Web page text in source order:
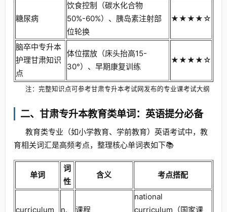
糖尿病
饮食控制（碳水化合物
50%-60%）、胰岛素注射部
位轮换
★★★★☆
脑卒中专升本
护理甘肃知识
点
体位摆放（床头抬高15-
30°）、早期康复训练
★★★★☆
注：完整知识点可参考甘肃专升本考试网发布的专业课考试大纲
二、甘肃专升本教育类单词：英语提分必备
教育类专业（如小学教育、学前教育）英语考试中，教
育相关词汇是高频考点，整理核心单词表如下📚
单词
词
性
含义 考点搭配
curriculum n. 课程
national
curriculum（国家课